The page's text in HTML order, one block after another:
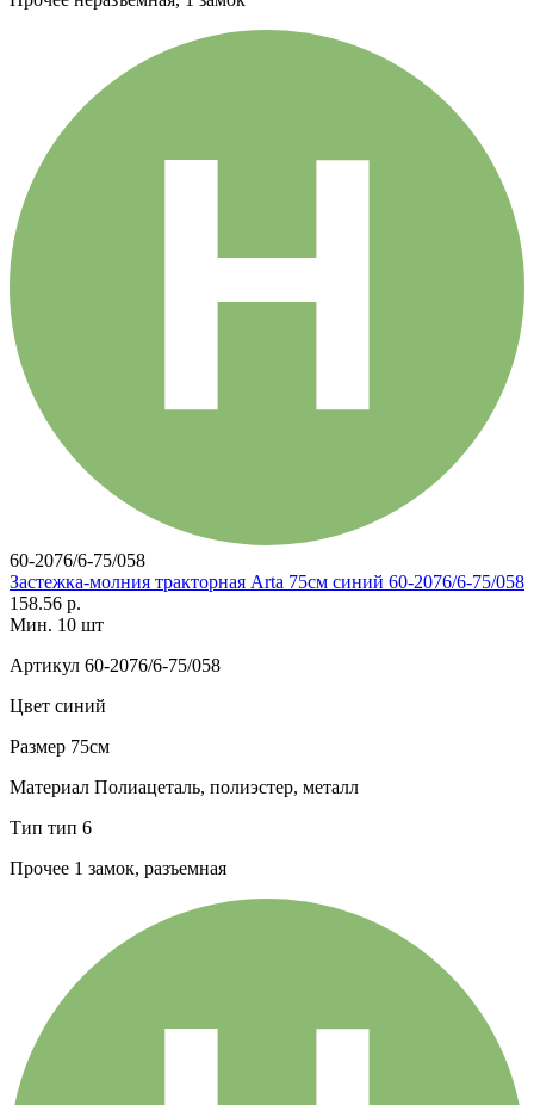
60-2076/6-75/058
Застежка-молния тракторная Arta 75см синий 60-2076/6-75/058
158.56 р.
Мин. 10 шт
Артикул 60-2076/6-75/058
Цвет синий
Размер 75см
Материал Полиацеталь, полиэстер, металл
Тип тип 6
Прочее 1 замок, разъемная